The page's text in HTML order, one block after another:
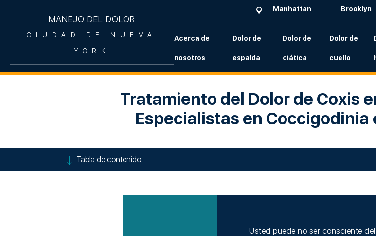
MANEJO DEL DOLOR
CIUDAD DE NUEVA
YORK
Manhattan Brooklyn
Acerca de
nosotros
Dolor de
espalda
Dolor de
ciática
Dolor de
cuello
Tratamiento del Dolor de Coxis
Especialistas en Coccigodinia
Tabla de contenido
Usted puede no ser consciente